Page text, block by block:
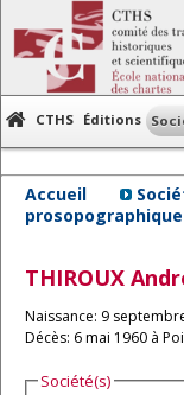
CTHS Éditions
Accueil
THIROUX
Naissance: 9
Décès: 6 mai 1960 à
Société(s)